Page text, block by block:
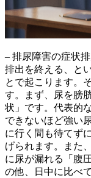
– 排尿障害の症状
排出を終える、と
とで起こります。
す。まず、
尿を膀
状」 です。代表的
できないほど強い
に行く間も待てず
げられます。また
に尿が漏れる「腹
の他、日中に比べ